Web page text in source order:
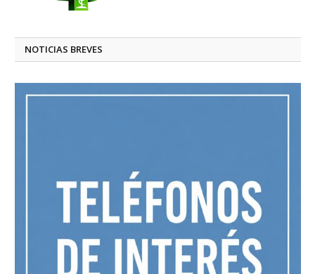
NOTICIAS BREVES